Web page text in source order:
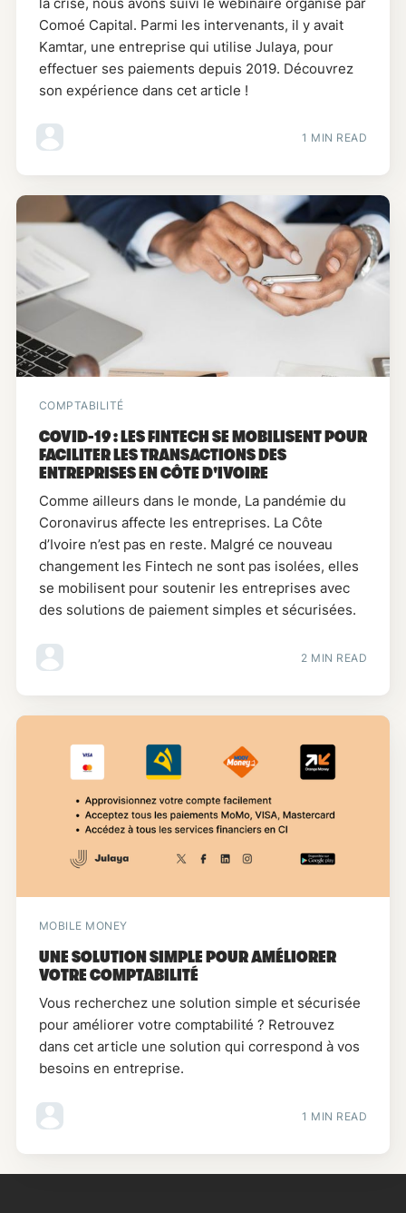
Comoé Capital. Parmi les intervenants, il y avait
Kamtar, une entreprise qui utilise Julaya, pour
effectuer ses paiements depuis 2019. Découvrez
son expérience dans cet article !
1 MIN READ
COMPTABILITÉ
COVID-19 : LES FINTECH SE MOBILISENT POUR
FACILITER LES TRANSACTIONS DES
ENTREPRISES EN CÔTE D'IVOIRE
Comme ailleurs dans le monde, La pandémie du
Coronavirus affecte les entreprises. La Côte
d’Ivoire n’est pas en reste. Malgré ce nouveau
changement les Fintech ne sont pas isolées, elles
se mobilisent pour soutenir les entreprises avec
des solutions de paiement simples et sécurisées.
2 MIN READ
MOBILE MONEY
UNE SOLUTION SIMPLE POUR AMÉLIORER
VOTRE COMPTABILITÉ
Vous recherchez une solution simple et sécurisée
pour améliorer votre comptabilité ? Retrouvez
dans cet article une solution qui correspond à vos
besoins en entreprise.
1 MIN READ